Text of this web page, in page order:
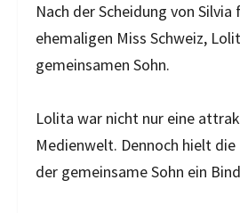
Nach der Scheidung von
ehemaligen Miss Schweiz,
gemeinsamen Sohn.
Lolita war nicht nur eine
Medienwelt. Dennoch hielt
der gemeinsame Sohn ein